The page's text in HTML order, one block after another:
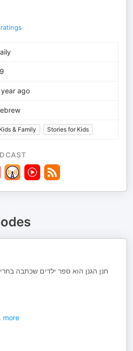
ratings
ago
Kids & Family Stories for Kids
חנן הגנן הוא ספר ילדים שכתבה
more